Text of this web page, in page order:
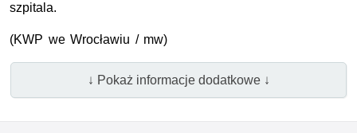
szpitala.
(KWP we Wrocławiu / mw)
↓ Pokaż informacje dodatkowe ↓